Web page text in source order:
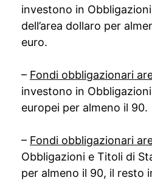
investono in
dell’area dollaro per
euro.
– Fondi obbligazionari
investono in
europei per almeno il 90.
– Fondi obbligazionari
Obbligazioni e Titoli di
per almeno il 90, il resto